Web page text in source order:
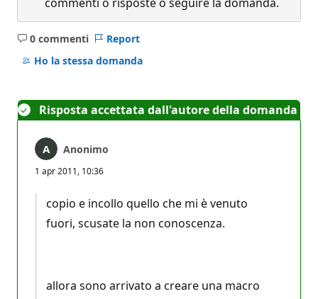
0 commenti
Nessun
commento
Report
Ho la stessa domanda
Risposta accettata dall'autore della domanda
Anonimo
1 apr 2011, 10:36
copio e incollo quello che mi è venuto
fuori, scusate la non conoscenza.
allora sono arrivato a creare una macro